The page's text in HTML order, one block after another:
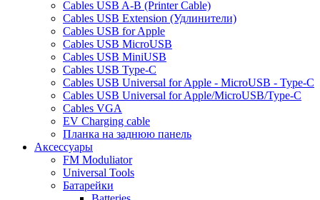
Cables USB A-B (Printer Cable)
Cables USB Extension (Удлинители)
Cables USB for Apple
Cables USB MicroUSB
Cables USB MiniUSB
Cables USB Type-C
Cables USB Universal for Apple - MicroUSB - Type-C
Cables USB Universal for Apple/MicroUSB/Type-C
Cables VGA
EV Charging cable
Планка на заднюю панель
Аксессуары
FM Moduliator
Universal Tools
Батарейки